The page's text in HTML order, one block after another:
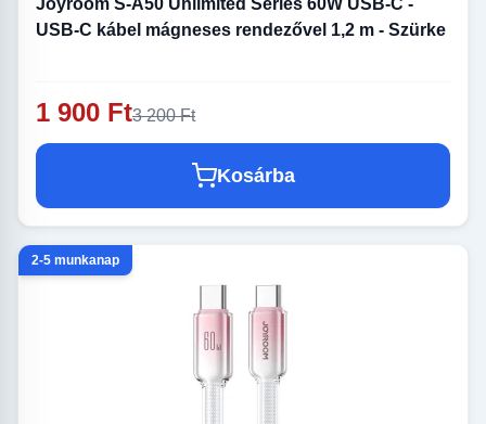
Joyroom S-A50 Unlimited Series 60W USB-C -
USB-C kábel mágneses rendezővel 1,2 m - Szürke
1 900 Ft3 200 Ft
Kosárba
2-5 munkanap